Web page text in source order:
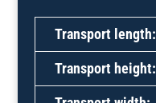
Transport length:
Transport height: